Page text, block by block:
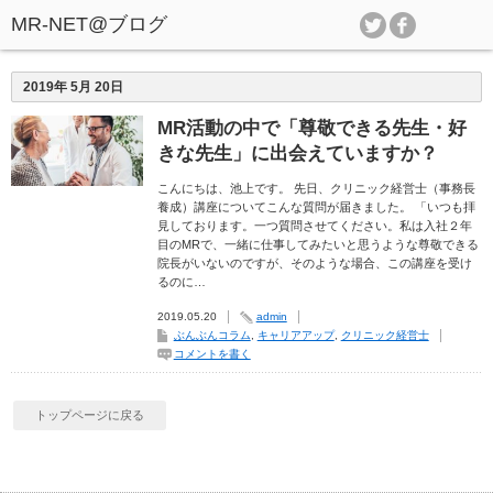
2019年 5月 20日
MR活動の中で「尊敬できる先生・好
きな先生」に出会えていますか？
こんにちは、池上です。 先日、クリニック経営士（事務長
養成）講座についてこんな質問が届きました。 「いつも拝
見しております。一つ質問させてください。私は入社２年
目のMRで、一緒に仕事してみたいと思うような尊敬できる
院長がいないのですが、そのような場合、この講座を受け
るのに…
2019.05.20
admin
ぶんぶんコラム
キャリアアップ, クリニック経営士
コメントを書く
トップページに戻る